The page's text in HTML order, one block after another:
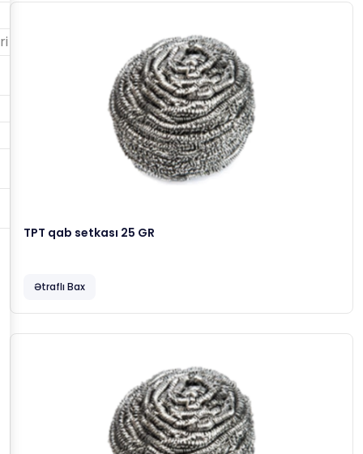
TPT qab setkası 25 GR
Ətraflı Bax